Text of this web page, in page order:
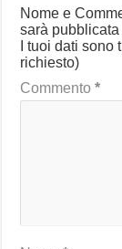
Nome e
sarà
I tuoi dati
richiesto)
Commento*